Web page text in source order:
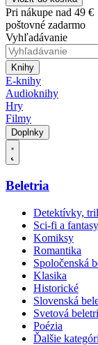
Pri nákupe nad 49 €
poštovné zadarmo
Vyhľadávanie
Knihy
E-knihy
Audioknihy
Hry
Filmy
Doplnky
Beletria
Detektívky,
Sci-fi a fantasy
Komiksy
Romantika
Spoločenská
Klasika
Historické
Slovenská
Svetová
Poézia
Ďalšie